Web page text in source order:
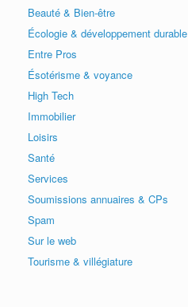
Beauté & Bien-être
Écologie & développement durable
Entre Pros
Ésotérisme & voyance
High Tech
Immobilier
Loisirs
Santé
Services
Soumissions annuaires & CPs
Spam
Sur le web
Tourisme & villégiature